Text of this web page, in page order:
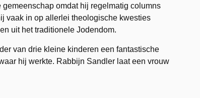
omdat hij regelmatig columns
vaak in op allerlei theologische kwesties
uit het traditionele Jodendom.
van drie kleine kinderen een fantastische
hij werkte. Rabbijn Sandler laat een vrouw